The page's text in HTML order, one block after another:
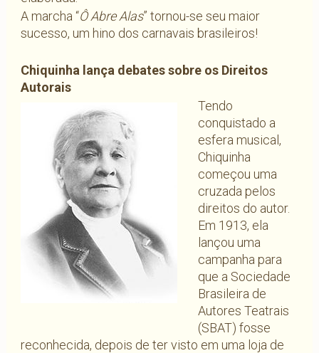
A marcha “Ô Abre Alas” tornou-se seu maior
sucesso, um hino dos carnavais brasileiros!
Chiquinha lança debates sobre os Direitos
Autorais
Tendo
conquistado a
esfera musical,
Chiquinha
começou uma
cruzada pelos
direitos do autor.
Em 1913, ela
lançou uma
campanha para
que a Sociedade
Brasileira de
Autores Teatrais
(SBAT) fosse
reconhecida, depois de ter visto em uma loja de